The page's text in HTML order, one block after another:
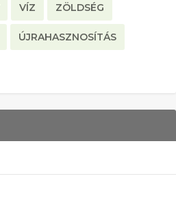
VÍZ ZÖLDSÉG
ÚJRAHASZNOSÍTÁS